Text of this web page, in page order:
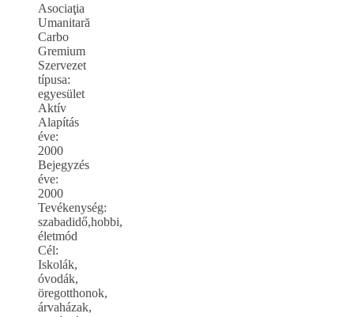
Asociaţia
Umanitară
Carbo
Gremium
Szervezet
típusa:
egyesület
Aktív
Alapítás
éve:
2000
Bejegyzés
éve:
2000
Tevékenység:
szabadidő,hobbi,
életmód
Cél:
Iskolák,
óvodák,
öregotthonok,
árvaházak,